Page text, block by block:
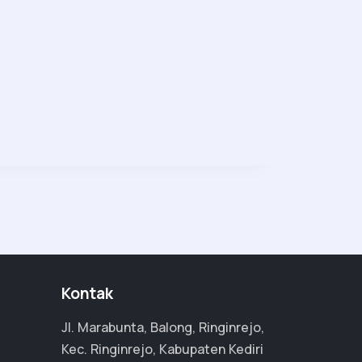
Kontak
Jl. Marabunta, Balong, Ringinrejo,
Kec. Ringinrejo, Kabupaten Kediri